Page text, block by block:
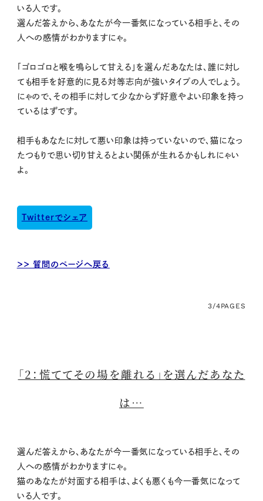
いる人です。
選んだ答えから、あなたが今一番気になっている相手と、その
人への感情がわかりますにゃ。
「ゴロゴロと喉を鳴らして甘える」を選んだあなたは、誰に対し
ても相手を好意的に見る対等志向が強いタイプの人でしょう。
にゃので、その相手に対して少なからず好意やよい印象を持っ
ているはずです。
相手もあなたに対して悪い印象は持っていないので、猫になっ
たつもりで思い切り甘えるとよい関係が生れるかもしれにゃい
よ。
Twitterでシェア
＞＞ 質問のページへ戻る
3/4PAGES
「2：慌ててその場を離れる」を選んだあなた
は…
選んだ答えから、あなたが今一番気になっている相手と、その
人への感情がわかりますにゃ。
猫のあなたが対面する相手は、よくも悪くも今一番気になって
いる人です。